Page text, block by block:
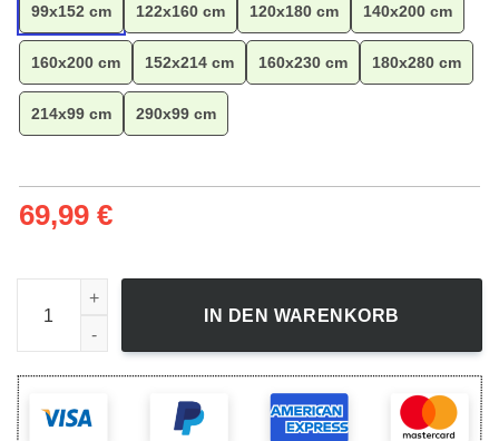
99x152 cm 122x160 cm 120x180 cm 140x200 cm
160x200 cm 152x214 cm 160x230 cm 180x280 cm
214x99 cm 290x99 cm
69,99 €
Avengers infinity war superheroes poster Teppich, Teppich
IN DEN WARENKORB